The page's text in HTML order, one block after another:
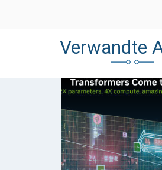
Verwandte